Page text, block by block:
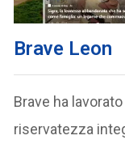
Brave Leon
Brave ha
riservatezza